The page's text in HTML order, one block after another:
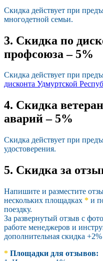
Скидка действует при
многодетной семьи.
3. Скидка по
профсоюза – 5%
Скидка действует при
дисконта Удмуртской
4. Скидка
аварий – 5%
Скидка действует при
удостоверения.
5. Скидка за
Напишите и разместите
нескольких площадках * и
поездку.
За развернутый отзыв с
работе менеджеров и
дополнительная скидка
* Площадки для отзывов: